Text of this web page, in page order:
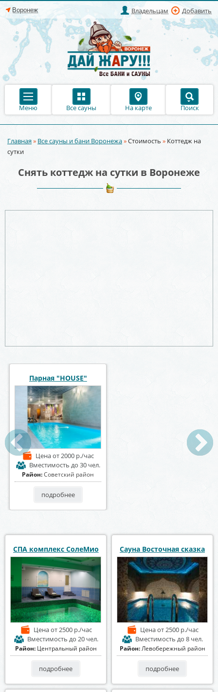
Владельцам Добавить
Меню Все сауны На карте Поиск
Вы здесь
Главная» Все сауны и бани Воронежа»Стоимость » Коттедж на
сутки
Снять коттедж на сутки в Воронеже
Парная "HOUSE"
Ценаот 2000 р./час
Вместимость до 30 чел.
Район:Советский район
подробнее
СПА комплекс СолеМио
Ценаот 2500 р./час
Вместимость до 20 чел.
Район: Центральный район
подробнее
Сауна Восточная сказка
Ценаот 2500 р./час
Вместимость до 8 чел.
Район:Левобережный район
подробнее